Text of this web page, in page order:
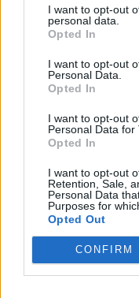
I want to opt-out
personal data.
Opted In
I want to opt-out
Personal Data.
Opted In
I want to opt-out
Personal Data for
Opted In
I want to opt-out
Retention, Sale,
Personal Data
Purposes for
Opted Out
CONFIRM
πύλες του σε όλους
Eurobank-AFI:
γεωγραφικά η